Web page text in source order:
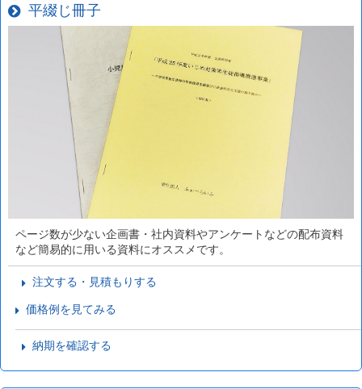
平綴じ冊子
ページ数が少ない企画書・社内資料やアンケートなどの配布資料
など簡易的に用いる資料にオススメです。
注文する・見積もりする
価格例を見てみる
納期を確認する